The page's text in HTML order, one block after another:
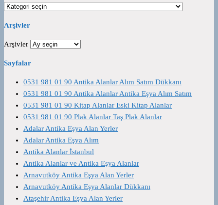
Arşivler
Arşivler
Sayfalar
0531 981 01 90 Antika Alanlar Alım Satım Dükkanı
0531 981 01 90 Antika Alanlar Antika Eşya Alım Satım
0531 981 01 90 Kitap Alanlar Eski Kitap Alanlar
0531 981 01 90 Plak Alanlar Taş Plak Alanlar
Adalar Antika Eşya Alan Yerler
Adalar Antika Eşya Alım
Antika Alanlar İstanbul
Antika Alanlar ve Antika Eşya Alanlar
Arnavutköy Antika Eşya Alan Yerler
Arnavutköy Antika Eşya Alanlar Dükkanı
Ataşehir Antika Eşya Alan Yerler